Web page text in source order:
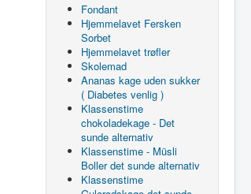
Fondant
Hjemmelavet Fersken
Sorbet
Hjemmelavet trøfler
Skolemad
Ananas kage uden sukker
( Diabetes venlig )
Klassenstime
chokoladekage - Det
sunde alternativ
Klassenstime - Müsli
Boller det sunde alternativ
Klassenstime